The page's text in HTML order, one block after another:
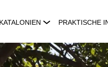
PRAKTISCHE